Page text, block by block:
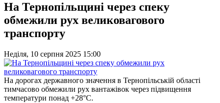
На Тернопільщині через спеку
обмежили рух великовагового
транспорту
Неділя, 10 серпня 2025 15:00
На дорогах державного значення в Тернопільській області
тимчасово обмежили рух вантажівок через підвищення
температури понад +28°C.